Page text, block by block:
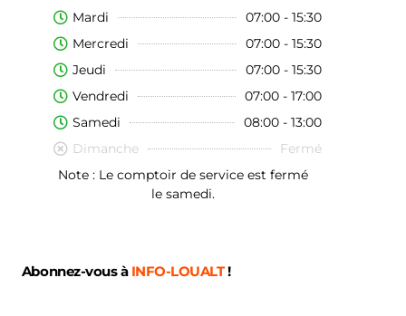
Mardi
07:00 - 15:30
Mercredi
07:00 - 15:30
Jeudi
07:00 - 15:30
Vendredi
07:00 - 17:00
Samedi
08:00 - 13:00
Dimanche
Fermé
Note : Le comptoir de service est fermé
le samedi.
Abonnez-vous à INFO-LOUALT!